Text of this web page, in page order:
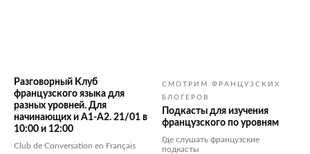
Разговорный Клуб
французского языка для
разных уровней. Для
начинающих и А1-А2. 21/01 в
10:00 и 12:00
Club de Conversation en Français
СМОТРИМ ФРАНЦУЗСКИХ
БЛОГЕРОВ
Подкасты для изучения
французского по уровням
Где слушать французские
подкасты